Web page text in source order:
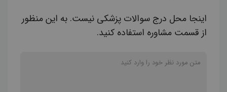
اینجا محل درج سوالات پزشکی نیست. به این منظور
از قسمت مشاوره استفاده کنید.